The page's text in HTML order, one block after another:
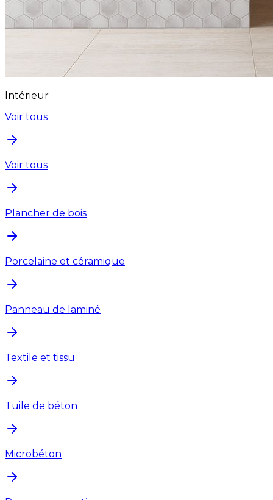
Intérieur
Voir tous
Voir tous
Plancher de bois
Porcelaine et céramique
Panneau de laminé
Textile et tissu
Tuile de béton
Microbéton